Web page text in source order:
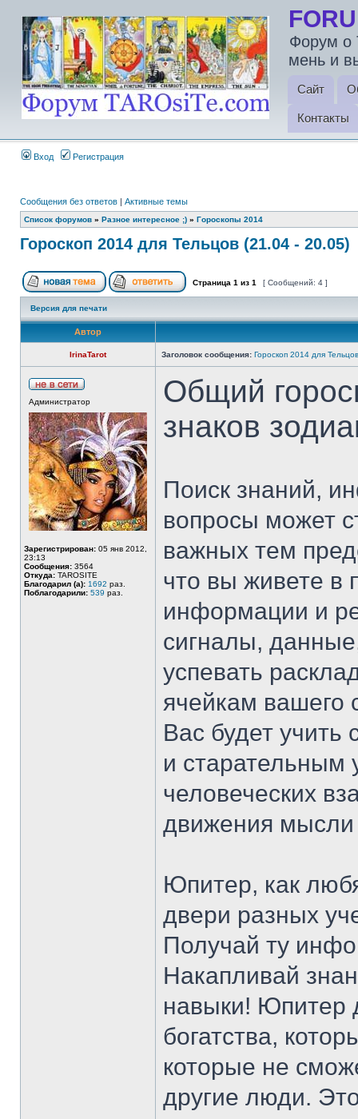
Форум о
мень и
Сайт
Контакты
Вход Регистрация
Сообщения без ответов | Активные темы
Список форумов » Разное интересное ;) » Гороскопы 2014
Гороскоп 2014 для Тельцов (21.04 - 20.05)
Страница 1 из 1 [ Сообщений: 4 ]
Версия для печати
Автор
IrinaTarot Заголовок сообщения: Гороскоп 2014 для
Администратор
Зарегистрирован: 05 янв 2012,
23:13
Сообщения: 3564
Откуда: TAROSITE
Благодарил (а): 1692 раз.
Поблагодарили: 539 раз.
Общий
знаков
Поиск знаний,
вопросы может
важных тем
что вы живете в
информации и
сигналы,
успевать
ячейкам вашего
Вас будет
и старательным
человеческих
движения мысли
Юпитер, как
двери разных
Получай ту
Накапливай
навыки! Юпитер
богатства,
которые не
другие люди.